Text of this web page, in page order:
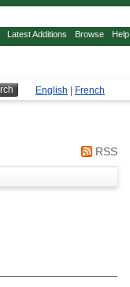
Latest Additions Browse Help
English French
RSS